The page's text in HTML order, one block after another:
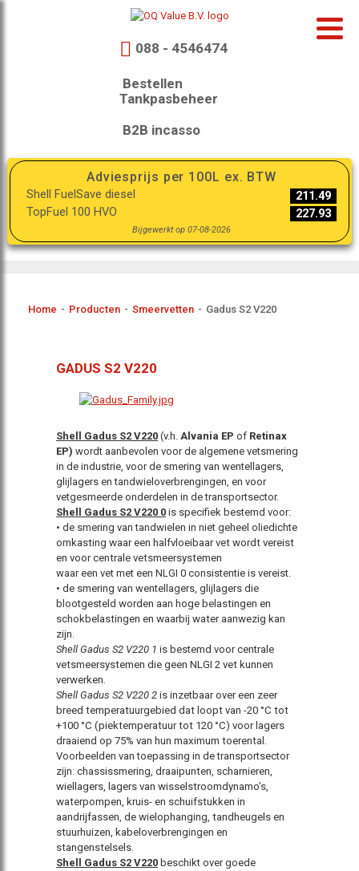
088 - 4546474
Bestellen
Tankpasbeheer
B2B incasso
Adviesprijs per 100L ex. BTW
Shell FuelSave diesel
211.49
TopFuel 100 HVO
227.93
Bijgewerkt op 07-08-2026
Home - Producten - Smeervetten - Gadus S2 V220
GADUS S2 V220
Shell Gadus S2 V220 (v.h. Alvania EP of Retinax
EP) wordt aanbevolen voor de algemene vetsmering
in de industrie, voor de smering van wentellagers,
glijlagers en tandwieloverbrengingen, en voor
vetgesmeerde onderdelen in de transportsector.
Shell Gadus S2 V220 0 is specifiek bestemd voor:
• de smering van tandwielen in niet geheel oliedichte
omkasting waar een halfvloeibaar vet wordt vereist
en voor centrale vetsmeersystemen
waar een vet met een NLGI 0 consistentie is vereist.
• de smering van wentellagers, glijlagers die
blootgesteld worden aan hoge belastingen en
schokbelastingen en waarbij water aanwezig kan
zijn.
Shell Gadus S2 V220 1 is bestemd voor centrale
vetsmeersystemen die geen NLGI 2 vet kunnen
verwerken.
Shell Gadus S2 V220 2 is inzetbaar over een zeer
breed temperatuurgebied dat loopt van -20 °C tot
+100 °C (piektemperatuur tot 120 °C) voor lagers
draaiend op 75% van hun maximum toerental.
Voorbeelden van toepassing in de transportsector
zijn: chassissmering, draaipunten, scharnieren,
wiellagers, lagers van wisselstroomdynamo’s,
waterpompen, kruis- en schuifstukken in
aandrijfassen, de wielophanging, tandheugels en
stuurhuizen, kabeloverbrengingen en
stangenstelsels.
Shell Gadus S2 V220 beschikt over goede